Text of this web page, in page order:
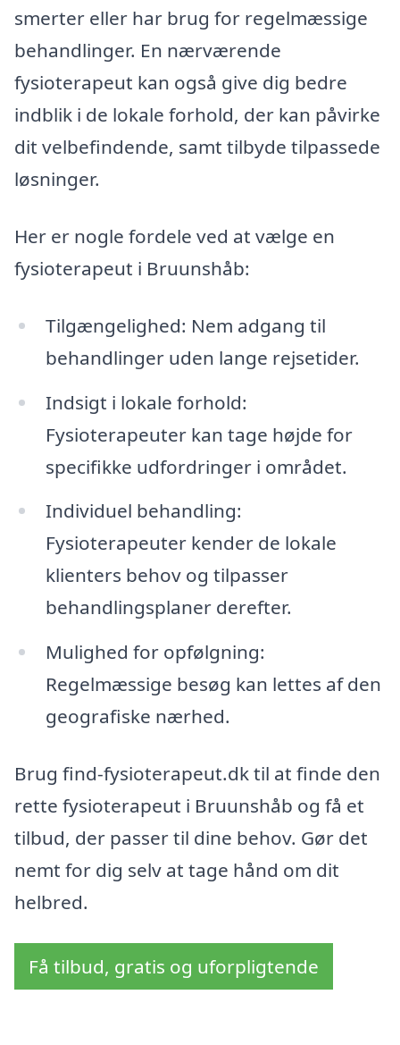
smerter eller har brug for regelmæssige
behandlinger. En nærværende
fysioterapeut kan også give dig bedre
indblik i de lokale forhold, der kan påvirke
dit velbefindende, samt tilbyde tilpassede
løsninger.
Her er nogle fordele ved at vælge en
fysioterapeut i Bruunshåb:
Tilgængelighed: Nem adgang til
behandlinger uden lange rejsetider.
Indsigt i lokale forhold:
Fysioterapeuter kan tage højde for
specifikke udfordringer i området.
Individuel behandling:
Fysioterapeuter kender de lokale
klienters behov og tilpasser
behandlingsplaner derefter.
Mulighed for opfølgning:
Regelmæssige besøg kan lettes af den
geografiske nærhed.
Brug find-fysioterapeut.dk til at finde den
rette fysioterapeut i Bruunshåb og få et
tilbud, der passer til dine behov. Gør det
nemt for dig selv at tage hånd om dit
helbred.
Få tilbud, gratis og uforpligtende